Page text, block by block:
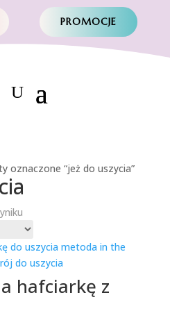
PROMOCJE
oznaczone “jeż do uszycia”
hafciarkę z